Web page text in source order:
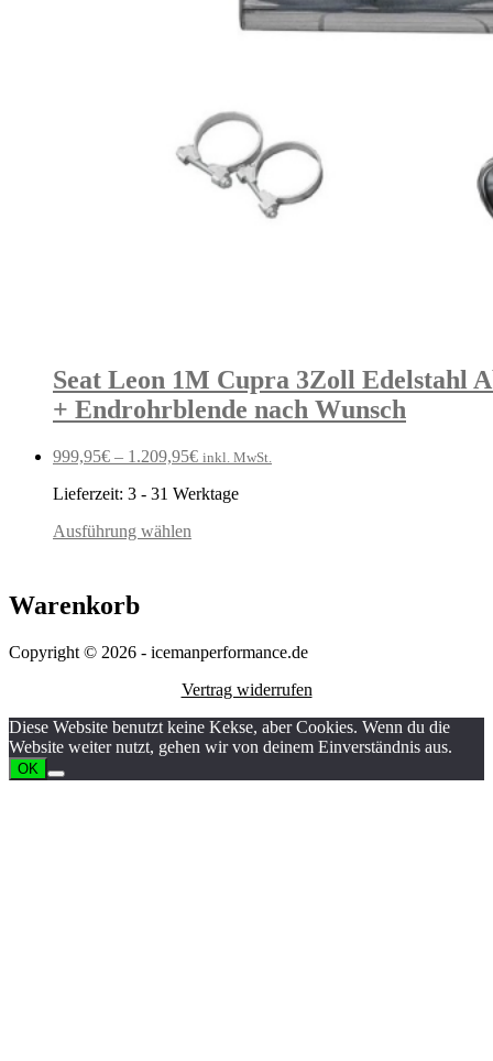
Seat Leon 1M Cupra 3Zoll Edelstahl
+ Endrohrblende nach Wunsch
999,95€ – 1.209,95€ inkl. MwSt.
Lieferzeit: 3 - 31 Werktage
Ausführung wählen
Warenkorb
Copyright © 2026 - icemanperformance.de
Vertrag widerrufen
Diese Website benutzt keine Kekse, aber Cookies. Wenn du die
Website weiter nutzt, gehen wir von deinem Einverständnis aus.
OK